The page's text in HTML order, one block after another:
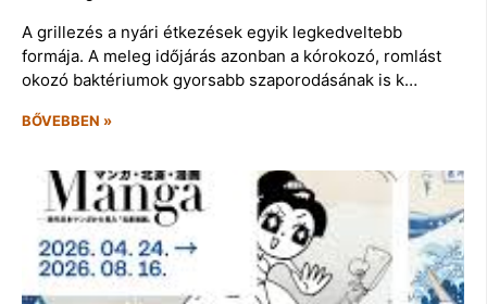
A grillezés a nyári étkezések egyik legkedveltebb
formája. A meleg időjárás azonban a kórokozó, romlást
okozó baktériumok gyorsabb szaporodásának is k…
BŐVEBBEN »